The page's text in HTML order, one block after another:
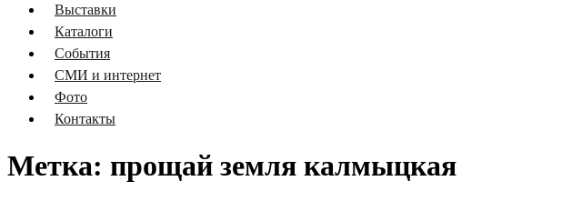
Выставки
Каталоги
События
СМИ и интернет
Фото
Контакты
Метка: прощай земля калмыцкая